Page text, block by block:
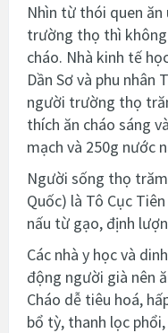
Nhìn từ thói quen
trường thọ thì
cháo. Nhà kinh tế
Dần Sơ và phu nhân
người trường thọ
thích ăn cháo sáng
mạch và 250g nước
Người sống thọ
Quốc) là Tô Cục
nấu từ gạo, định
Các nhà y học và
động người già nên
Cháo dễ tiêu hoá,
bổ tỳ, thanh lọc